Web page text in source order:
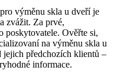
výměnu⁢ skla⁣ u dveří je
zvážit. Za ‌prvé,‍
poskytovatele. Ověřte si,
na výměnu skla ‌u
jejich předchozích klientů ⁤–
informace.